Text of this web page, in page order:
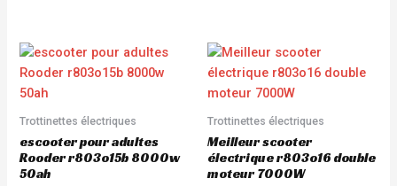
Trottinettes électriques
escooter pour adultes
Rooder r803o15b 8000w
50ah
Trottinettes électriques
Meilleur scooter
électrique r803o16 double
moteur 7000W